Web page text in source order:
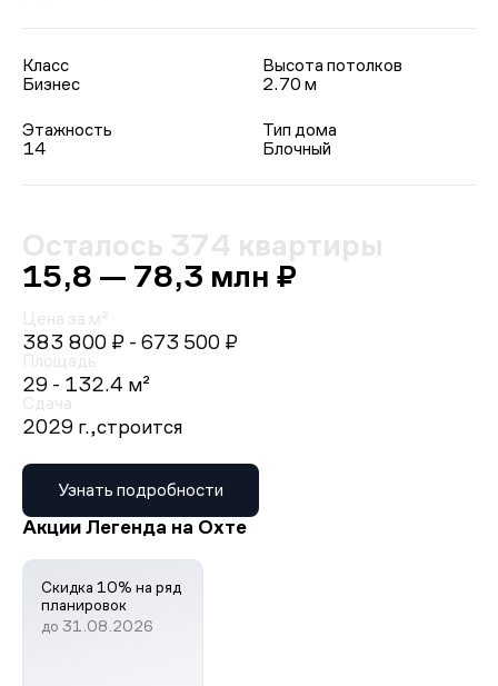
Класс
Бизнес
Высота потолков
2.70 м
Этажность
14
Тип дома
Блочный
Осталось 374 квартиры
15,8 — 78,3 млн ₽
Цена за м²
383 800 ₽ - 673 500 ₽
Площадь
29 - 132.4 м²
Сдача
2029 г.,строится
Узнать подробности
Акции Легенда на Охте
Скидка 10% на ряд
планировок
до 31.08.2026